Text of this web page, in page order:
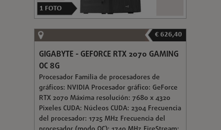
1 FOTO
€ 626,40
GIGABYTE - GEFORCE RTX 2070 GAMING
OC 8G
Procesador Familia de procesadores de
gráficos: NVIDIA Procesador gráfico: GeForce
RTX 2070 Máxima resolución: 7680 x 4320
Pixeles CUDA: Núcleos CUDA: 2304 Frecuencia
del procesador: 1725 MHz Frecuencia del